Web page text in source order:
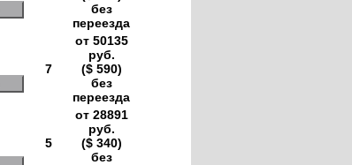
без
переезда
7
от 50135
руб.
($ 590)
без
переезда
5
от 28891
руб.
($ 340)
без